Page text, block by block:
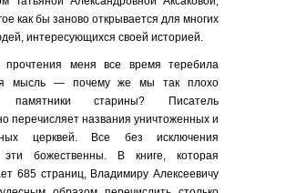
как бы заново открывается для многих
интересующихся своей историей.
меня все время теребила
мысль — почему же мы так плохо
памятники старины? Писатель
перечисляет названия уничтоженных и
церквей. Все без исключения
эти божественны. В книге, которая
685 страниц, Владимиру Алексеевичу